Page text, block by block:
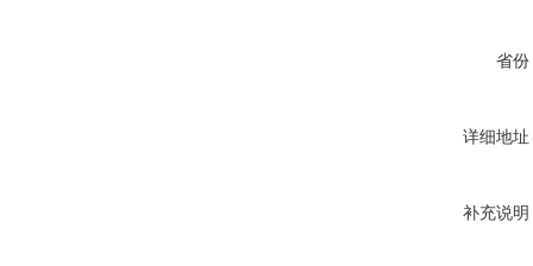
省份
详细地址
补充说明